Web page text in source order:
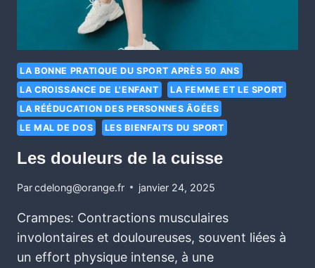
LA BONNE PRATIQUE DU SPORT APRÈS 50 ANS
LA CROISSANCE DE L'ENFANT
LA FEMME ET LE SPORT
LA RÉÉDUCATION DES PERSONNES ÂGÉES
LE MAL DE DOS
LES BIENFAITS DU SPORT
Les douleurs de la cuisse
Parcdelong@orange.fr janvier 24, 2025
Crampes: Contractions musculaires
involontaires et douloureuses, souvent liées à
un effort physique intense, à une